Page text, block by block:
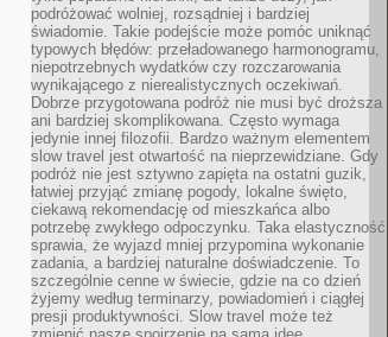
podróżować wolniej, rozsądniej i bardziej
świadomie. Takie podejście może pomóc uniknąć
typowych błędów: przeładowanego harmonogramu,
niepotrzebnych wydatków czy rozczarowania
wynikającego z nierealistycznych oczekiwań.
Dobrze przygotowana podróż nie musi być droższa
ani bardziej skomplikowana. Często wymaga
jedynie innej filozofii. Bardzo ważnym elementem
slow travel jest otwartość na nieprzewidziane. Gdy
podróż nie jest sztywno zapięta na ostatni guzik,
łatwiej przyjąć zmianę pogody, lokalne święto,
ciekawą rekomendację od mieszkańca albo
potrzebę zwykłego odpoczynku. Taka elastyczność
sprawia, że wyjazd mniej przypomina wykonanie
zadania, a bardziej naturalne doświadczenie. To
szczególnie cenne w świecie, gdzie na co dzień
żyjemy według terminarzy, powiadomień i ciągłej
presji produktywności. Slow travel może też